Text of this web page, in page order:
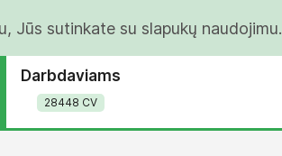
Jūs sutinkate su slapukų naudojimu.
Darbdaviams
28448 CV